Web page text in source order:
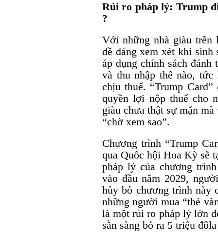
Rủi ro pháp lý: Trump
?
Với những nhà giàu trên
đề đáng xem xét khi
áp dụng chính sách đánh
và thu nhập thế nào,
chịu thuế. “Trump
quyền lợi nộp thuế cho
giàu chưa thật sự mặn
“chờ xem sao”.
Chương trình “Trump
qua Quốc hội Hoa Kỳ sẽ
pháp lý của chương
vào đầu năm 2029,
hủy bỏ chương trình này
những người mua “thẻ
là một rủi ro pháp lý lớn
sẵn sàng bỏ ra 5 triệu